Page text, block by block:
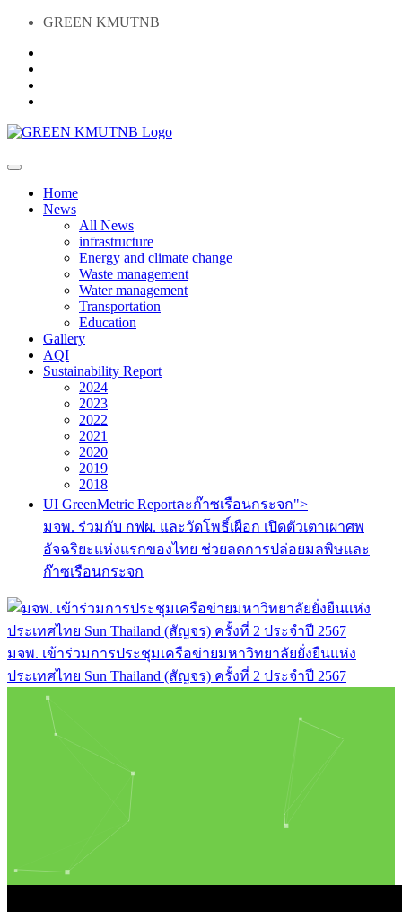
GREEN KMUTNB
Home
News
All News
infrastructure
Energy and climate change
Waste management
Water management
Transportation
Education
Gallery
AQI
Sustainability Report
2024
2023
2022
2021
2020
2019
2018
UI GreenMetric Reportละก๊าซเรือนกระจก">
มจพ. ร่วมกับ กฟผ. และวัดโพธิ์เผือก เปิดตัวเตาเผาศพ
อัจฉริยะแห่งแรกของไทย ช่วยลดการปล่อยมลพิษและ
ก๊าซเรือนกระจก
มจพ. เข้าร่วมการประชุมเครือข่ายมหาวิทยาลัยยั่งยืนแห่ง
ประเทศไทย Sun Thailand (สัญจร) ครั้งที่ 2 ประจำปี 2567